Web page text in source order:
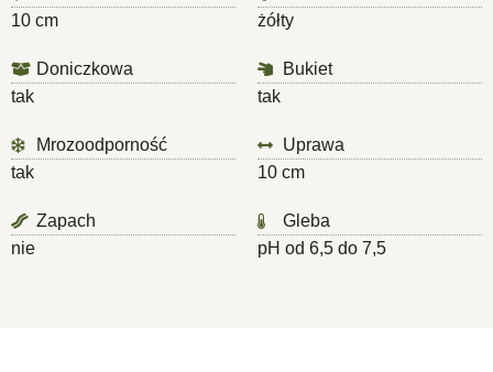
10 cm
żółty
Doniczkowa
tak
Bukiet
tak
Mrozoodporność
tak
Uprawa
10 cm
Zapach
nie
Gleba
pH od 6,5 do 7,5